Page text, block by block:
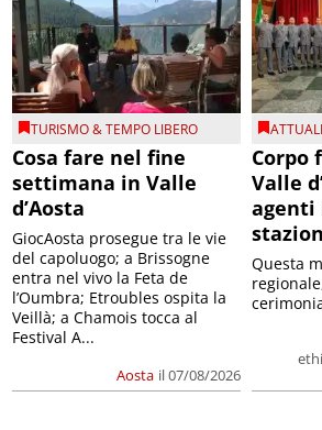
TURISMO & TEMPO LIBERO
Cosa fare nel fine
settimana in Valle
d’Aosta
Aosta il 07/08/2026
GiocAosta prosegue tra le vie
del capoluogo; a Brissogne
entra nel vivo la Feta de
l’Oumbra; Etroubles ospita la
Veillà; a Chamois tocca al
Festival A...
Corpo
Valle
agenti
Questa